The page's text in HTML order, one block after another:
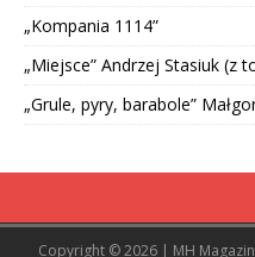
„Kompania 1114”
„Miejsce” Andrzej Stasiuk (z
„Grule, pyry, barabole”
Copyright © 2026 | MH